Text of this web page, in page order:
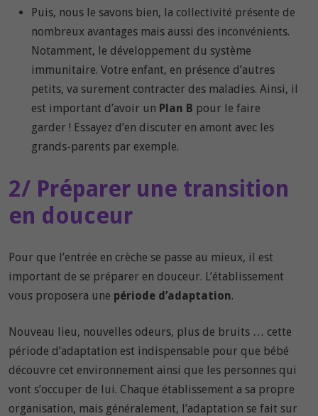
Puis, nous le savons bien, la collectivité présente de
nombreux avantages mais aussi des inconvénients.
Notamment, le développement du système
immunitaire. Votre enfant, en présence d’autres
petits, va surement contracter des maladies. Ainsi, il
est important d’avoir un Plan B pour le faire
garder ! Essayez d’en discuter en amont avec les
grands-parents par exemple.
2/ Préparer une transition
en douceur
Pour que l’entrée en crèche se passe au mieux, il est
important de se préparer en douceur. L’établissement
vous proposera une période d’adaptation.
Nouveau lieu, nouvelles odeurs, plus de bruits … cette
période d’adaptation est indispensable pour que bébé
découvre cet environnement ainsi que les personnes qui
vont s’occuper de lui. Chaque établissement a sa propre
organisation, mais généralement, l’adaptation se fait sur